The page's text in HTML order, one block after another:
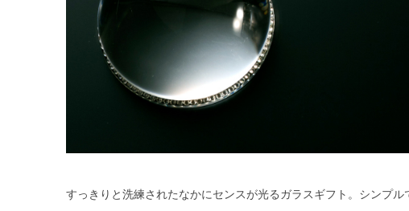
すっきりと洗練されたなかにセンスが光るガラスギフト。シンプ